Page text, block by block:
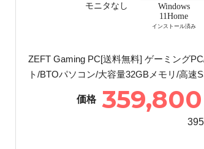
モニタなし
Windows
11Home
インストール済み
ZEFT Gaming PC[送料無料] ゲーミング
ト/BTOパソコン/大容量32GBメモリ/高速
価格 359,800